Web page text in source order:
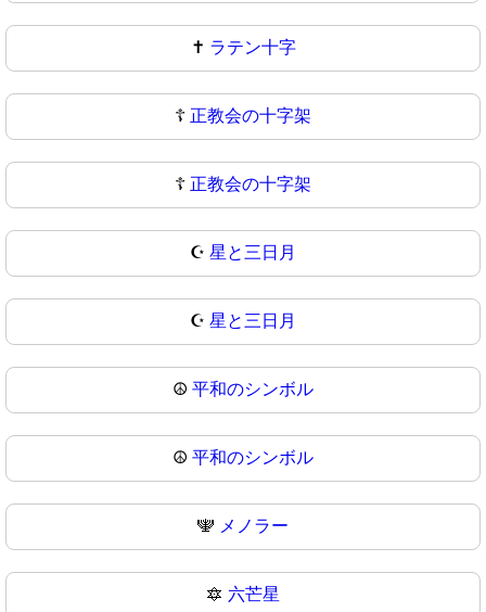
✝ ラテン十字
☦️ 正教会の十字架
☦ 正教会の十字架
☪️ 星と三日月
☪ 星と三日月
☮️ 平和のシンボル
☮ 平和のシンボル
🕎 メノラー
🔯 六芒星